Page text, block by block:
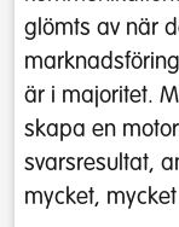
glömts av när
är i majoritet.
skapa en
svarsresultat,
mycket,